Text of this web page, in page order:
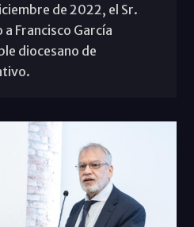
de 2022, el Sr.
Francisco García
diocesano de